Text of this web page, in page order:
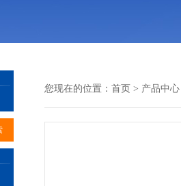
您现在的位置： 首页 > 产品中心